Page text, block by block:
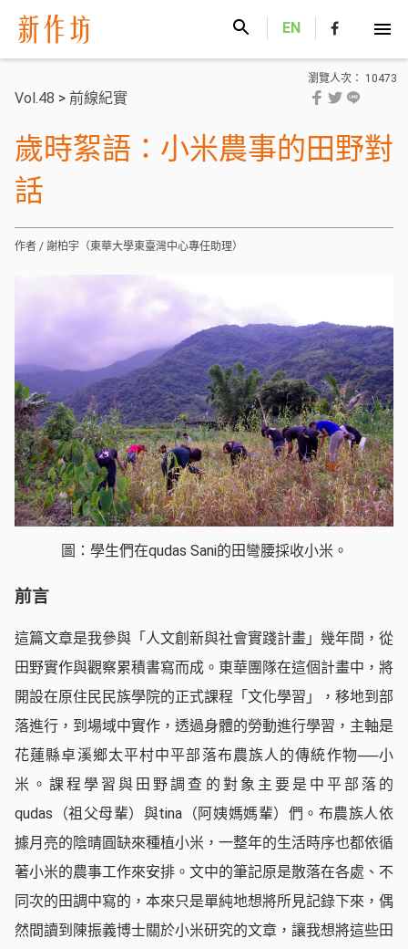
EN
瀏覽人次： 10473
Vol.48 > 前線紀實
歲時絮語：小米農事的田野對
話
作者 / 謝柏宇（東華大學東臺灣中心專任助理）
圖：學生們在qudas Sani的田彎腰採收小米。
前言
這篇文章是我參與「人文創新與社會實踐計畫」幾年間，從
田野實作與觀察累積書寫而成。東華團隊在這個計畫中，將
開設在原住民民族學院的正式課程「文化學習」，移地到部
落進行，到場域中實作，透過身體的勞動進行學習，主軸是
花蓮縣卓溪鄉太平村中平部落布農族人的傳統作物──小
米。課程學習與田野調查的對象主要是中平部落的
qudas（祖父母輩）與tina（阿姨媽媽輩）們。布農族人依
據月亮的陰晴圓缺來種植小米，一整年的生活時序也都依循
著小米的農事工作來安排。文中的筆記原是散落在各處、不
同次的田調中寫的，本來只是單純地想將所見記錄下來，偶
然間讀到陳振義博士關於小米研究的文章，讓我想將這些田